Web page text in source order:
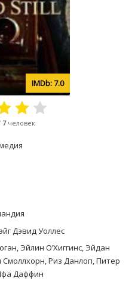
7.0
7 человек
Дэвид Уоллес
Эйлин О’Хиггинс, Эйдан
Риз Данлоп, Питер
Даффин